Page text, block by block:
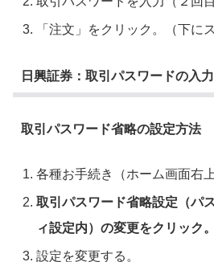
「注文」をクリック。（下に
日興証券：取引パスワードの入
取引パスワード省略の設定方法
各種お手続き（ホーム画面右
取引パスワード省略設定（パ
ィ設定内）の変更をクリック。
設定を変更する。